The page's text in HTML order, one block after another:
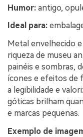
Humor: antigo,
Ideal para:
Metal envelhecido
riqueza de museu
painéis e sombras,
ícones e efeitos de
a legibilidade e
góticas brilham
e marcas pequenas.
Exemplo de